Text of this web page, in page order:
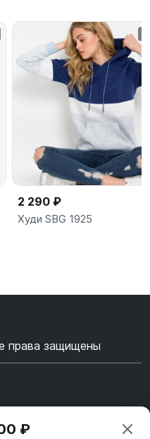
2 290 ₽
Худи SBG 1925
права защищены
₽